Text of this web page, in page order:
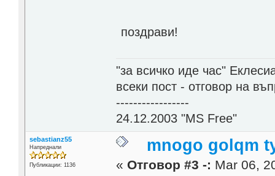
поздрави!
"за всичко иде час"
всеки пост - отговор на
-----------------
24.12.2003 "MS Free"
sebastianz55
Напреднали
Публикации: 1136
mnogo golqm
« Отговор #3 -: Mar 06,